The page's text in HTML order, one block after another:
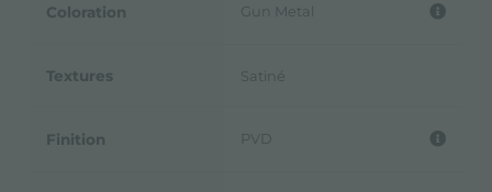
Coloration Gun Metal
Textures Satiné
Finition PVD